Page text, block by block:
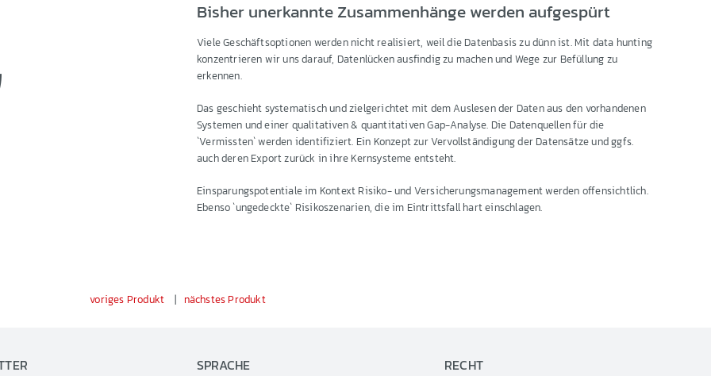
Bisher unerkannte Zusammenhänge werden aufgespürt
Viele Geschäftsoptionen werden nicht realisiert, weil die Datenbasis zu dünn ist. Mit data hunting
konzentrieren wir uns darauf, Datenlücken ausfindig zu machen und Wege zur Befüllung zu
erkennen.
Das geschieht systematisch und zielgerichtet mit dem Auslesen der Daten aus den vorhandenen
Systemen und einer qualitativen & quantitativen Gap-Analyse. Die Datenquellen für die
`Vermissten` werden identifiziert. Ein Konzept zur Vervollständigung der Datensätze und ggfs.
auch deren Export zurück in ihre Kernsysteme entsteht.
Einsparungspotentiale im Kontext Risiko- und Versicherungsmanagement werden offensichtlich.
Ebenso `ungedeckte` Risikoszenarien, die im Eintrittsfall hart einschlagen.
voriges Produkt | nächstes Produkt
SPRACHE RECHT